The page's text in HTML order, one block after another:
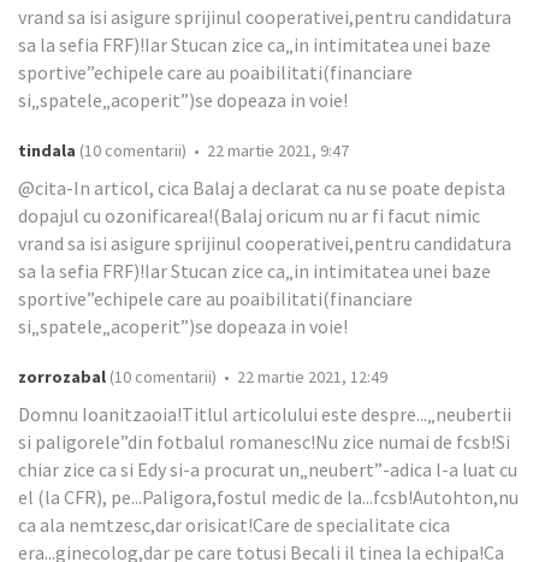
vrand sa isi asigure sprijinul cooperativei,pentru candidatura
sa la sefia FRF)!Iar Stucan zice ca„in intimitatea unei baze
sportive”echipele care au poaibilitati(financiare
si„spatele„acoperit”)se dopeaza in voie!
tindala (10 comentarii) • 22 martie 2021, 9:47
@cita-In articol, cica Balaj a declarat ca nu se poate depista
dopajul cu ozonificarea!(Balaj oricum nu ar fi facut nimic
vrand sa isi asigure sprijinul cooperativei,pentru candidatura
sa la sefia FRF)!Iar Stucan zice ca„in intimitatea unei baze
sportive”echipele care au poaibilitati(financiare
si„spatele„acoperit”)se dopeaza in voie!
zorrozabal (10 comentarii) • 22 martie 2021, 12:49
Domnu Ioanitzaoia!Titlul articolului este despre...„neubertii
si paligorele”din fotbalul romanesc!Nu zice numai de fcsb!Si
chiar zice ca si Edy si-a procurat un„neubert”-adica l-a luat cu
el (la CFR), pe...Paligora,fostul medic de la...fcsb!Autohton,nu
ca ala nemtzesc,dar orisicat!Care de specialitate cica
era...ginecolog,dar pe care totusi Becali il tinea la echipa!Ca